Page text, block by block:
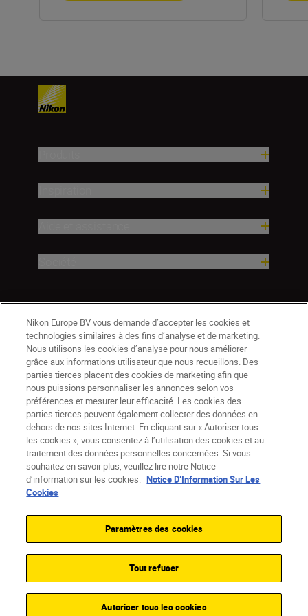
CH Nikon Sites
Contactez-nous
Avis de confidentialité
Conditions d’utilisation
CVG de la boutique Nikon Store
Notice d’information sur les cookies
Accessibilité
Paramètres des cookies
Nikon Europe BV vous demande d’accepter les cookies et
technologies similaires à des fins d’analyse et de marketing.
Nous utilisons les cookies d’analyse pour nous améliorer
grâce aux informations utilisateur que nous recueillons. Des
parties tierces placent des cookies de marketing afin que
nous puissions personnaliser les annonces selon vos
préférences et mesurer leur efficacité. Les cookies des
parties tierces peuvent également collecter des données en
dehors de nos sites Internet. En cliquant sur « Autoriser tous
les cookies », vous consentez à l’utilisation des cookies et au
traitement des données personnelles concernées. Si vous
souhaitez en savoir plus, veuillez lire notre Notice
d’information sur les cookies. Notice D’Information Sur Les
Cookies
Paramètres des cookies
Tout refuser
Autoriser tous les cookies